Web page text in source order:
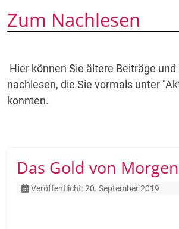
Zum Nachlesen
Hier können Sie ältere Beiträge
nachlesen, die Sie vormals unter
konnten.
Das Gold von Morgen
Details
Veröffentlicht: 20. September 2019